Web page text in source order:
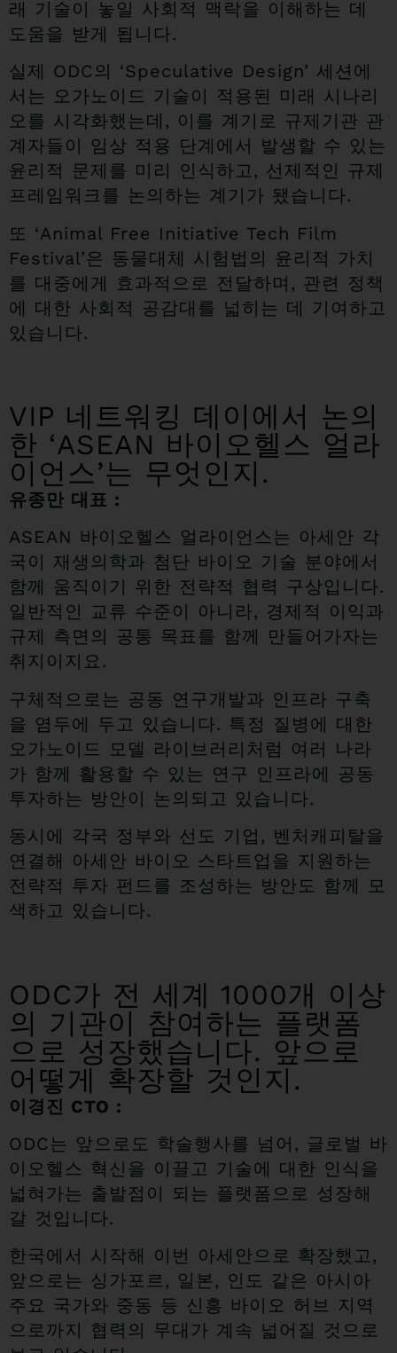
래 기술이 놓일 사회적 맥락을 이해하는 데
도움을 받게 됩니다.
실제 ODC의 ‘Speculative Design’ 세션에
서는 오가노이드 기술이 적용된 미래 시나리
오를 시각화했는데, 이를 계기로 규제기관 관
계자들이 임상 적용 단계에서 발생할 수 있는
윤리적 문제를 미리 인식하고, 선제적인 규제
프레임워크를 논의하는 계기가 됐습니다.
또 ‘Animal Free Initiative Tech Film
Festival’은 동물대체 시험법의 윤리적 가치
를 대중에게 효과적으로 전달하며, 관련 정책
에 대한 사회적 공감대를 넓히는 데 기여하고
있습니다.
VIP 네트워킹 데이에서 논의
한 ‘ASEAN 바이오헬스 얼라
이언스’는 무엇인지.
유종만 대표 :
ASEAN 바이오헬스 얼라이언스는 아세안 각
국이 재생의학과 첨단 바이오 기술 분야에서
함께 움직이기 위한 전략적 협력 구상입니다.
일반적인 교류 수준이 아니라, 경제적 이익과
규제 측면의 공통 목표를 함께 만들어가자는
취지이지요.
구체적으로는 공동 연구개발과 인프라 구축
을 염두에 두고 있습니다. 특정 질병에 대한
오가노이드 모델 라이브러리처럼 여러 나라
가 함께 활용할 수 있는 연구 인프라에 공동
투자하는 방안이 논의되고 있습니다.
동시에 각국 정부와 선도 기업, 벤처캐피탈을
연결해 아세안 바이오 스타트업을 지원하는
전략적 투자 펀드를 조성하는 방안도 함께 모
색하고 있습니다.
ODC가 전 세계 1000개 이상
의 기관이 참여하는 플랫폼
으로 성장했습니다. 앞으로
어떻게 확장할 것인지.
이경진 CTO :
ODC는 앞으로도 학술행사를 넘어, 글로벌 바
이오헬스 혁신을 이끌고 기술에 대한 인식을
넓혀가는 출발점이 되는 플랫폼으로 성장해
갈 것입니다.
한국에서 시작해 이번 아세안으로 확장했고,
앞으로는 싱가포르, 일본, 인도 같은 아시아
주요 국가와 중동 등 신흥 바이오 허브 지역
으로까지 협력의 무대가 계속 넓어질 것으로